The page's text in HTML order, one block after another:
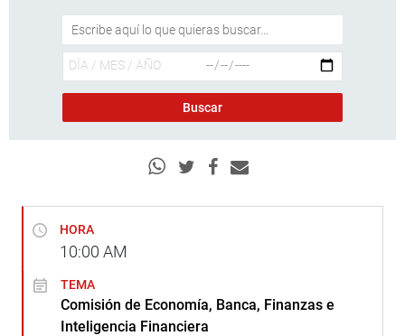
HORA
10:00 AM
TEMA
Comisión de Economía, Banca, Finanzas e
Inteligencia Financiera